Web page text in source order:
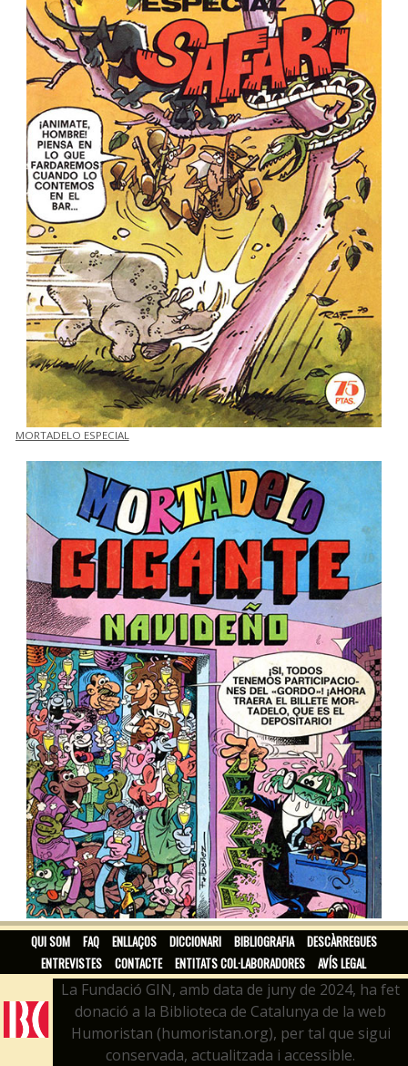
MORTADELO ESPECIAL
MORTADELO GIGANTE
QUI SOM FAQ ENLLAÇOS DICCIONARI BIBLIOGRAFIA
DESCÀRREGUES
ENTREVISTES
CONTACTE ENTITATS COL·LABORADORES AVÍS LEGAL
La Fundació GIN, amb data de juny de 2024, ha fet
donació a la Biblioteca de Catalunya de la web
Humoristan (humoristan.org), per tal que sigui
conservada, actualitzada i accessible.